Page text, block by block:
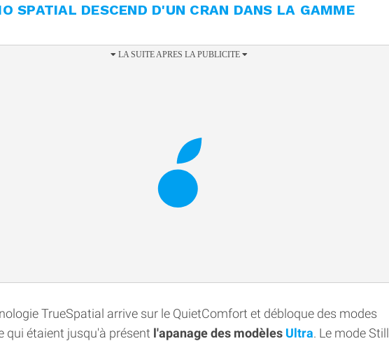
SPATIAL DESCEND D'UN CRAN DANS LA GAMME
TrueSpatial arrive sur le QuietComfort et débloque des modes
qui étaient jusqu'à présent l'apanage des modèles Ultra. Le mode Still